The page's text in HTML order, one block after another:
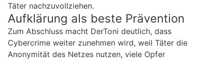
Täter nachzuvollziehen.
Aufklärung als beste Prävention
Zum Abschluss macht DerToni deutlich, dass
Cybercrime weiter zunehmen wird, weil Täter die
Anonymität des Netzes nutzen, viele Opfer